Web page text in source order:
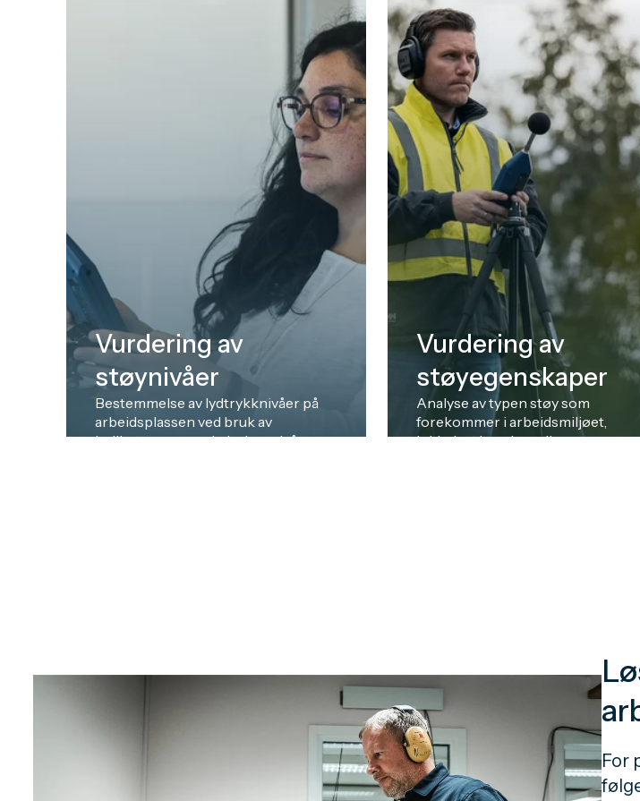
Vurdering av
støynivåer
Bestemmelse av lydtrykknivåer på
arbeidsplassen ved bruk av
indikatorer som ekvivalentnivåer
Vurdering av
støyegenskaper
Analyse av typen støy som
forekommer i arbeidsmiljøet,
inkludert kontinuerlig,
For